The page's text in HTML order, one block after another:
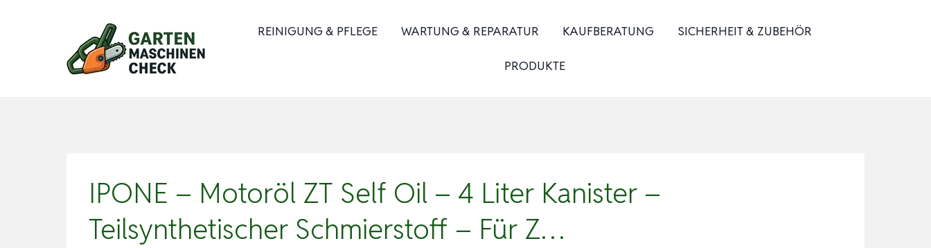
REINIGUNG & PFLEGE WARTUNG & REPARATUR KAUFBERATUNG SICHERHEIT & ZUBEHÖR
PRODUKTE
IPONE – Motoröl ZT Self Oil – 4 Liter Kanister –
Teilsynthetischer Schmierstoff – Für Z…